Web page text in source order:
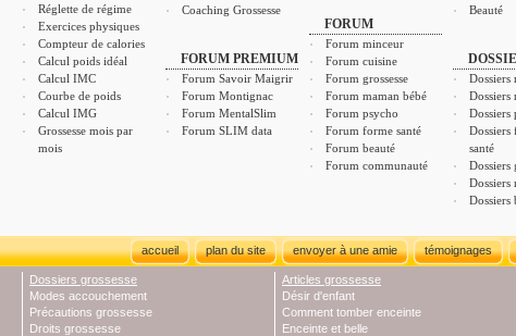
Réglette de régime
Exercices physiques
Compteur de calories
Calcul poids idéal
Calcul IMC
Courbe de poids
Calcul IMG
Grossesse mois par
mois
Coaching Grossesse
FORUM PREMIUM
Forum Savoir Maigrir
Forum Montignac
Forum MentalSlim
Forum SLIM data
FORUM
Forum minceur
Forum cuisine
Forum grossesse
Forum maman bébé
Forum psycho
Forum forme santé
Forum beauté
Forum communauté
Beauté
Dossiers
Dossiers
Dossiers
Dossiers
santé
Dossiers
Dossiers
Dossiers
accueil plan du site envoyer à une amie témoignages
Dossiers grossesse
Modes accouchement
Précautions grossesse
Droits grossesse
Articles grossesse
Désir d'enfant
Comment tomber enceinte
Enceinte et belle